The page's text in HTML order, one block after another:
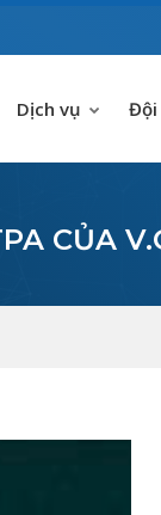
Dịch vụ Đội
CỦA